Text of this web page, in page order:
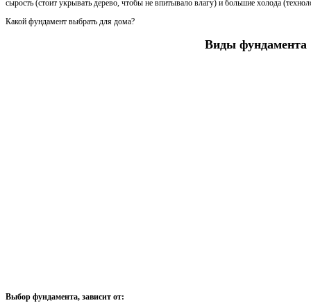
сырость (стоит укрывать дерево, чтобы не впитывало влагу) и большие холода
Какой фундамент выбрать для дома?
Виды фундамента
Выбор фундамента, зависит от: